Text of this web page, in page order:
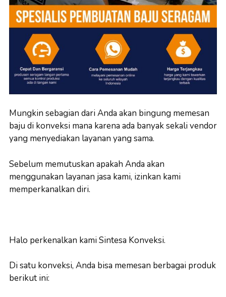
Mungkin sebagian dari Anda akan bingung memesan
baju di konveksi mana karena ada banyak sekali vendor
yang menyediakan layanan yang sama.
Sebelum memutuskan apakah Anda akan
menggunakan layanan jasa kami, izinkan kami
memperkanalkan diri.
Halo perkenalkan kami Sintesa Konveksi.
Di satu konveksi, Anda bisa memesan berbagai produk
berikut ini: